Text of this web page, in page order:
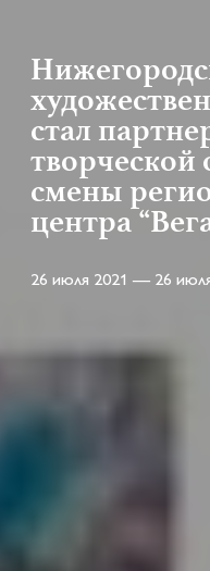
стал
творческой
смены
центра
26 июля 2021 — 26